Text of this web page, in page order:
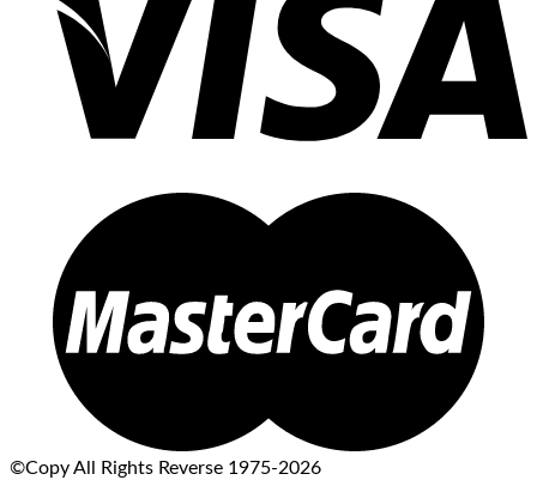
©Copy All Rights Reverse 1975-2026